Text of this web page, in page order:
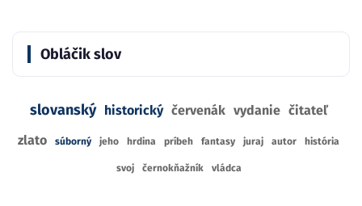
Obláčik slov
slovanský historický červenák vydanie čitateľ
zlato
súborný jeho hrdina príbeh fantasy juraj autor história
svoj černokňažník vládca